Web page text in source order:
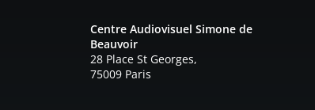
Centre Audiovisuel Simone de
Beauvoir
28 Place St Georges,
75009 Paris